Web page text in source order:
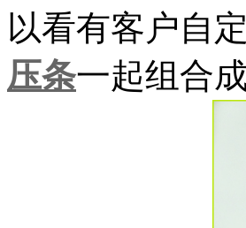
以看有客户自
压条一起组合